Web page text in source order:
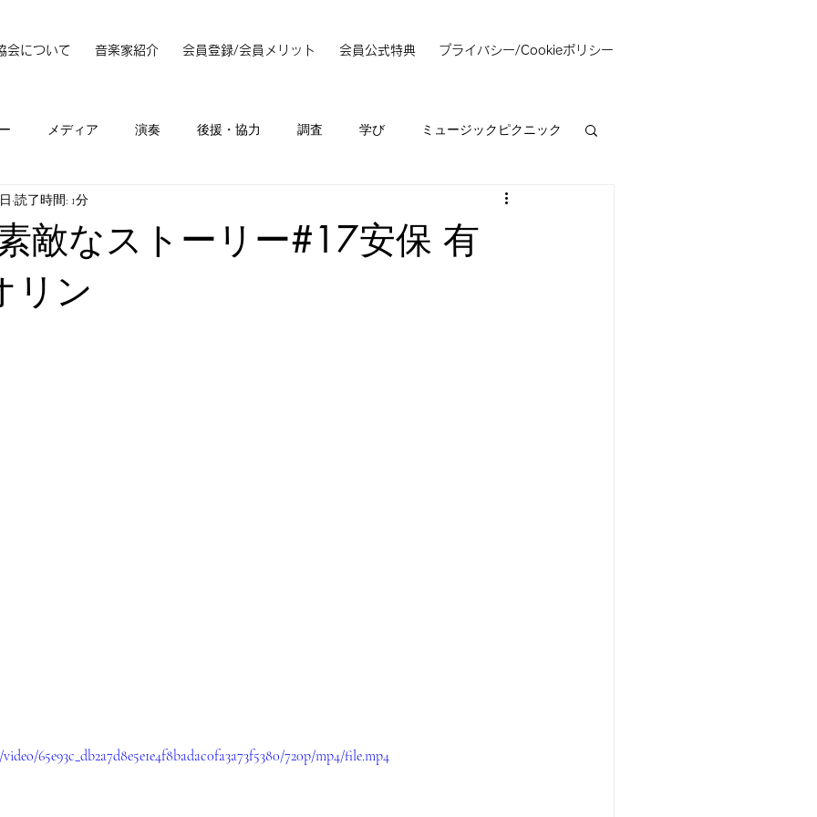
会について 音楽家紹介 会員登録/会員メリット 会員公式特典 プライバシー/Cookieポリシー
メディア 演奏 後援・協力 調査 学び ミュージックピクニック
敵なストーリー#17安保 有
リン
読了時間: 1分
65e93c_db2a7d8e5e1e4f8badac0fa3a73f5380/720p/mp4/file.mp4